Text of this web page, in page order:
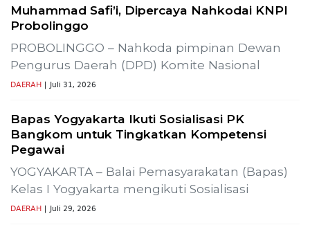
Muhammad Safi’i, Dipercaya Nahkodai KNPI
Probolinggo
PROBOLINGGO – Nahkoda pimpinan Dewan
Pengurus Daerah (DPD) Komite Nasional
DAERAH | Juli 31, 2026
Bapas Yogyakarta Ikuti Sosialisasi PK
Bangkom untuk Tingkatkan Kompetensi
Pegawai
YOGYAKARTA – Balai Pemasyarakatan (Bapas)
Kelas I Yogyakarta mengikuti Sosialisasi
DAERAH | Juli 29, 2026